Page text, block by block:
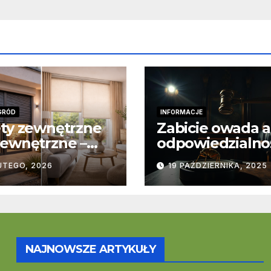
zewnętrzne
–
i
2026
INFORMACJE
Zabicie owada a
karna – jak
to w praktyce?
19 PAŹDZIERNIKA, 2025
NAJNOWSZE ARTYKUŁY